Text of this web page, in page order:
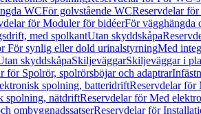
WCFör golvstående WCReservdelar
för Moduler för bidéerFör vägghängda
med spolkantUtan skyddskåpa
För synlig eller dold urinalstyrningMed
skyddskåpaSkiljeväggarSkiljeväggar i
för Spolrör, spolrörsböjar och adaptrar
spolning, batteridriftReservdelar för
spolning, nätdriftReservdelar för Med
ombyggnadssatserReservdelar för